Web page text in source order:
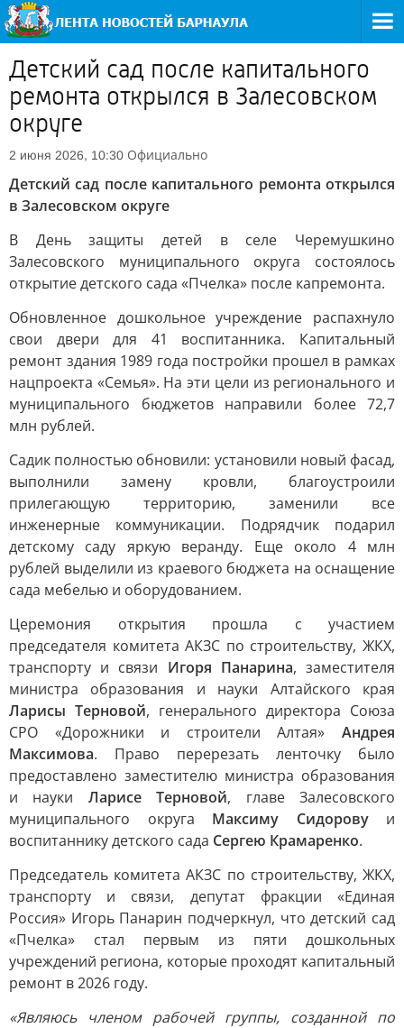
Детский сад после капитального
ремонта открылся в Залесовском
округе
2 июня 2026, 10:30 Официально
Детский сад после капитального ремонта открылся
в Залесовском округе
В День защиты детей в селе Черемушкино
Залесовского муниципального округа состоялось
открытие детского сада «Пчелка» после капремонта.
Обновленное дошкольное учреждение распахнуло
свои двери для 41 воспитанника. Капитальный
ремонт здания 1989 года постройки прошел в рамках
нацпроекта «Семья». На эти цели из регионального и
муниципального бюджетов направили более 72,7
млн рублей.
Садик полностью обновили: установили новый фасад,
выполнили замену кровли, благоустроили
прилегающую территорию, заменили все
инженерные коммуникации. Подрядчик подарил
детскому саду яркую веранду. Еще около 4 млн
рублей выделили из краевого бюджета на оснащение
сада мебелью и оборудованием.
Церемония открытия прошла с участием
председателя комитета АКЗС по строительству, ЖКХ,
транспорту и связи Игоря Панарина, заместителя
министра образования и науки Алтайского края
Ларисы Терновой, генерального директора Союза
СРО «Дорожники и строители Алтая» Андрея
Максимова. Право перерезать ленточку было
предоставлено заместителю министра образования
и науки Ларисе Терновой, главе Залесовского
муниципального округа Максиму Сидоровуи
воспитаннику детского сада Сергею Крамаренко.
Председатель комитета АКЗС по строительству, ЖКХ,
транспорту и связи, депутат фракции «Единая
Россия» Игорь Панарин подчеркнул, что детский сад
«Пчелка» стал первым из пяти дошкольных
учреждений региона, которые проходят капитальный
ремонт в 2026 году.
«Являюсь членом рабочей группы, созданной по